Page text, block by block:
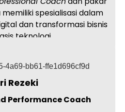
memiliki spesialisasi dalam
dan transformasi bisnis
teknologi.
Rezeki
Performance Coach